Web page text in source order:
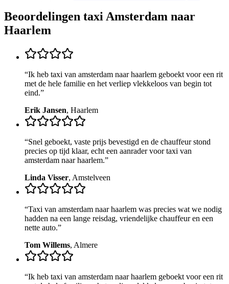
Beoordelingen taxi Amsterdam naar
Haarlem
“Ik heb taxi van amsterdam naar haarlem geboekt voor een rit
met de hele familie en het verliep vlekkeloos van begin tot
eind.”
Erik Jansen, Haarlem
“Snel geboekt, vaste prijs bevestigd en de chauffeur stond
precies op tijd klaar, echt een aanrader voor taxi van
amsterdam naar haarlem.”
Linda Visser, Amstelveen
“Taxi van amsterdam naar haarlem was precies wat we nodig
hadden na een lange reisdag, vriendelijke chauffeur en een
nette auto.”
Tom Willems, Almere
“Ik heb taxi van amsterdam naar haarlem geboekt voor een rit